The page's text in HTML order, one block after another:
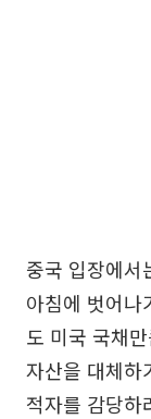
중국 입장에서
아침에 벗어나
도 미국 국채
자산을 대체하
적자를 감당하